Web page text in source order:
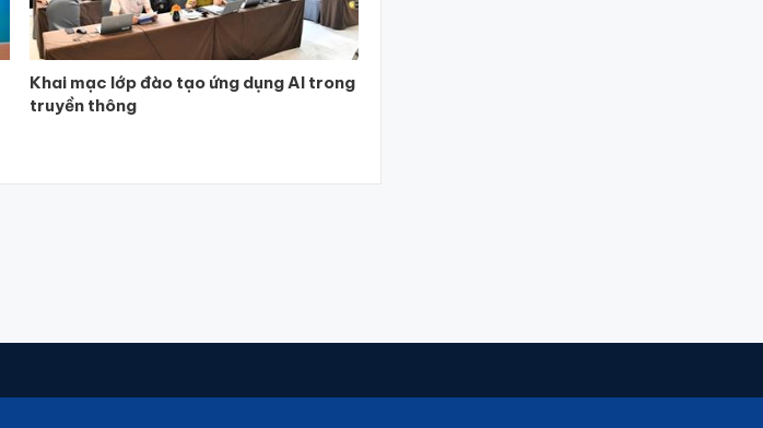
Khai mạc lớp đào tạo ứng dụng AI trong
truyền thông